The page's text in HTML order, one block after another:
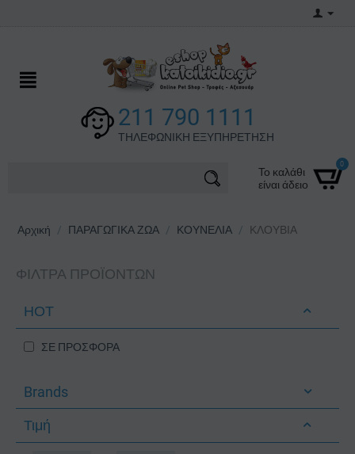
211 790 1111
ΤΗΛΕΦΩΝΙΚΗ ΕΞΥΠΗΡΕΤΗΣΗ
Το καλάθι
είναι άδειο
0
Αρχική / ΠΑΡΑΓΩΓΙΚΑ ΖΩΑ / ΚΟΥΝΕΛΙΑ / ΚΛΟΥΒΙΑ
ΦΊΛΤΡΑ ΠΡΟΪΌΝΤΩΝ
ΗΟΤ
ΣΕ ΠΡΟΣΦΟΡΑ
Brands
Τιμή